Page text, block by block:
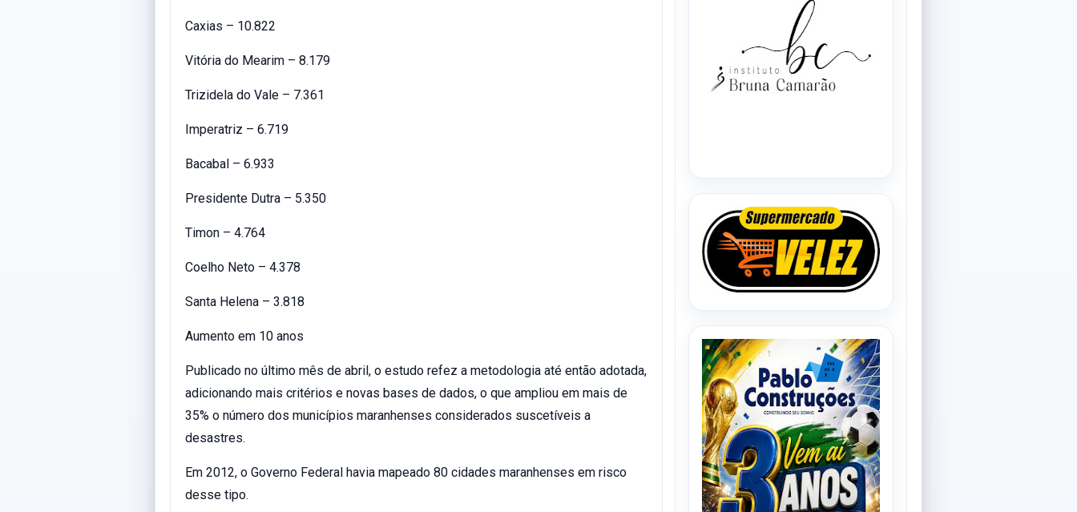
Caxias – 10.822
Vitória do Mearim – 8.179
Trizidela do Vale – 7.361
Imperatriz – 6.719
Bacabal – 6.933
Presidente Dutra – 5.350
Timon – 4.764
Coelho Neto – 4.378
Santa Helena – 3.818
Aumento em 10 anos
Publicado no último mês de abril, o estudo refez a metodologia até então adotada,
adicionando mais critérios e novas bases de dados, o que ampliou em mais de
35% o número dos municípios maranhenses considerados suscetíveis a
desastres.
Em 2012, o Governo Federal havia mapeado 80 cidades maranhenses em risco
desse tipo.